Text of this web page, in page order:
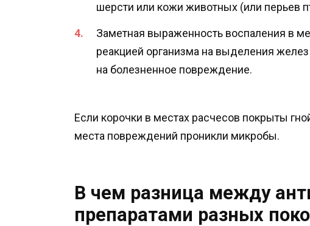
шерсти или кожи животных (или перьев
Заметная выраженность воспаления в
реакцией организма на выделения
на болезненное повреждение.
Если корочки в местах расчесов покрыты
места повреждений проникли микробы.
В чем разница между
препаратами разных